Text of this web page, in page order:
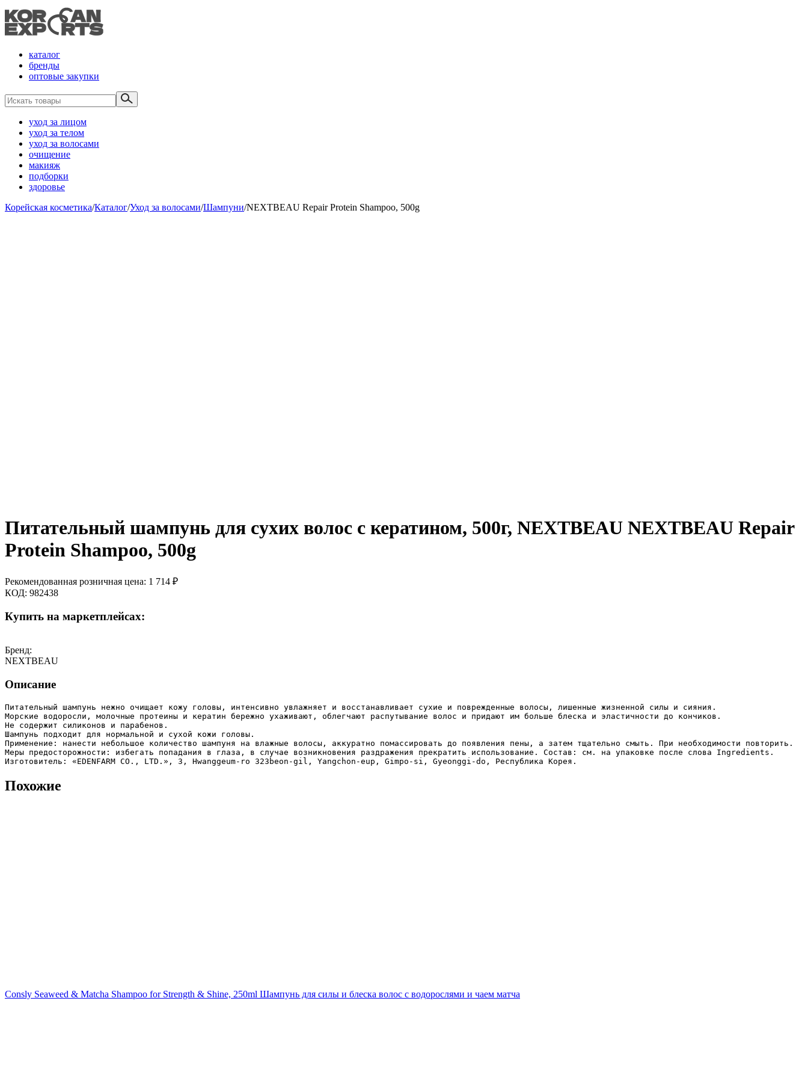
каталог
бренды
оптовые закупки
уход за лицом
уход за телом
уход за волосами
очищение
макияж
подборки
здоровье
Корейская косметика/Каталог/Уход за волосами/Шампуни/NEXTBEAU Repair Protein Shampoo, 500g
Питательный шампунь для сухих волос с кератином, 500г, NEXTBEAU NEXTBEAU Repair
Protein Shampoo, 500g
Рекомендованная розничная цена: 1 714 ₽
КОД: 982438
Купить на маркетплейсах:
Бренд:
NEXTBEAU
Описание
Питательный шампунь нежно очищает кожу головы, интенсивно увлажняет и восстанавливает сухие и поврежденные волосы, лишенные жизненной силы и сияния.
Морские водоросли, молочные протеины и кератин бережно ухаживают, облегчают распутывание волос и придают им больше блеска и эластичности до кончиков.
Не содержит силиконов и парабенов.
Шампунь подходит для нормальной и сухой кожи головы.
Применение: нанести небольшое количество шампуня на влажные волосы, аккуратно помассировать до появления пены, а затем тщательно смыть. При необходимости повторить.
Меры предосторожности: избегать попадания в глаза, в случае возникновения раздражения прекратить использование. Состав: см. на упаковке после слова Ingredients.
Изготовитель: «EDENFARM CO., LTD.», 3, Hwanggeum-ro 323beon-gil, Yangchon-eup, Gimpo-si, Gyeonggi-do, Республика Корея.
Похожие
Consly Seaweed & Matcha Shampoo for Strength & Shine, 250ml Шампунь для силы и блеска волос с водорослями и чаем матча